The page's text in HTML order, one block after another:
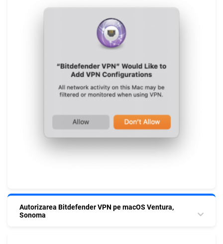
Autorizarea Bitdefender VPN pe macOS Ventura,
Sonoma